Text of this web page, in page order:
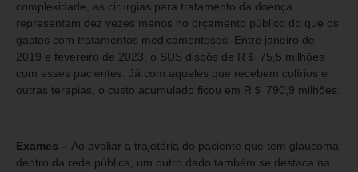
complexidade, as cirurgias para tratamento da doença
representam dez vezes menos no orçamento público do que os
gastos com tratamentos medicamentosos. Entre janeiro de
2019 e fevereiro de 2023, o SUS dispôs de R＄ 75,5 milhões
com esses pacientes. Já com aqueles que recebem colírios e
outras terapias, o custo acumulado ficou em R＄ 790,9 milhões.
Exames – Ao avaliar a trajetória do paciente que tem glaucoma
dentro da rede pública, um outro dado também se destaca na